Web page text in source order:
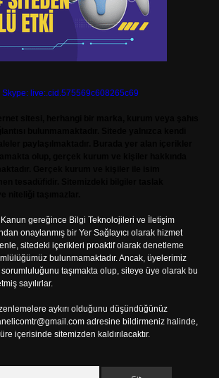
Skype: live:.cid.575569c608265c69
Kanun gereğince Bilgi Teknolojileri ve İletişim
onaylanmış bir Yer Sağlayıcı olarak hizmet
sitedeki içerikleri proaktif olarak denetleme
bulunmamaktadır. Ancak, üyelerimiz
sorumluluğunu taşımakta olup, siteye üye olarak bu
sayılırlar.
aykırı olduğunu düşündüğünüz
adresine bildirmeniz halinde,
içerisinde sitemizden kaldırılacaktır.